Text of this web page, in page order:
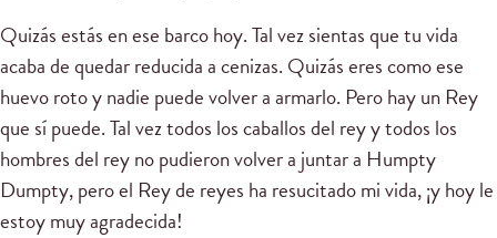
Quizás estás en ese barco hoy. Tal vez sientas que tu vida
acaba de quedar reducida a cenizas. Quizás eres como ese
huevo roto y nadie puede volver a armarlo. Pero hay un Rey
que sí puede. Tal vez todos los caballos del rey y todos los
hombres del rey no pudieron volver a juntar a Humpty
Dumpty, pero el Rey de reyes ha resucitado mi vida, ¡y hoy le
estoy muy agradecida!